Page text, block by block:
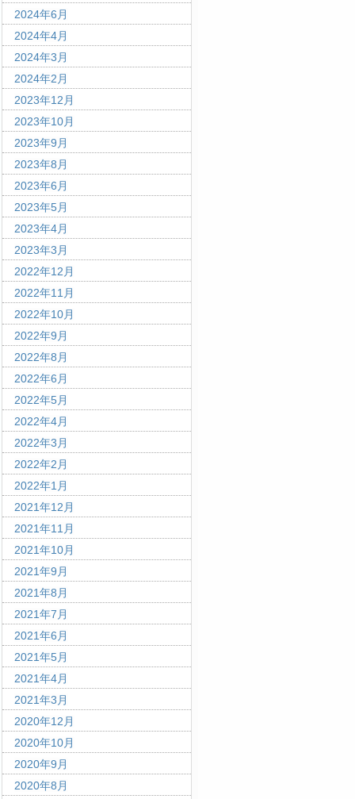
2024年6月
2024年4月
2024年3月
2024年2月
2023年12月
2023年10月
2023年9月
2023年8月
2023年6月
2023年5月
2023年4月
2023年3月
2022年12月
2022年11月
2022年10月
2022年9月
2022年8月
2022年6月
2022年5月
2022年4月
2022年3月
2022年2月
2022年1月
2021年12月
2021年11月
2021年10月
2021年9月
2021年8月
2021年7月
2021年6月
2021年5月
2021年4月
2021年3月
2020年12月
2020年10月
2020年9月
2020年8月